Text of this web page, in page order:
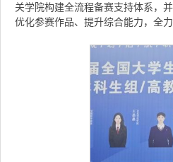
关学院构建全流程备赛支持体系，
优化参赛作品、提升综合能力，全